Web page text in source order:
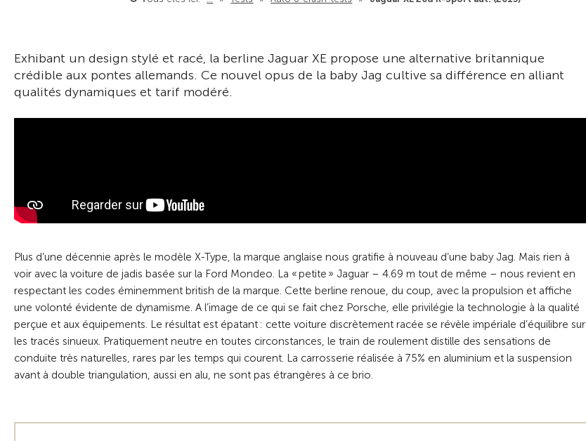
Exhibant un design stylé et racé, la berline Jaguar XE propose une alternative britannique
crédible aux pontes allemands. Ce nouvel opus de la baby Jag cultive sa différence en alliant
qualités dynamiques et tarif modéré.
Plus d’une décennie après le modèle X-Type, la marque anglaise nous gratifie à nouveau d’une baby Jag. Mais rien à
voir avec la voiture de jadis basée sur la Ford Mondeo. La « petite » Jaguar – 4.69 m tout de même – nous revient en
respectant les codes éminemment british de la marque. Cette berline renoue, du coup, avec la propulsion et affiche
une volonté évidente de dynamisme. A l’image de ce qui se fait chez Porsche, elle privilégie la technologie à la qualité
perçue et aux équipements. Le résultat est épatant : cette voiture discrètement racée se révèle impériale d’équilibre sur
les tracés sinueux. Pratiquement neutre en toutes circonstances, le train de roulement distille des sensations de
conduite très naturelles, rares par les temps qui courent. La carrosserie réalisée à 75% en aluminium et la suspension
avant à double triangulation, aussi en alu, ne sont pas étrangères à ce brio.